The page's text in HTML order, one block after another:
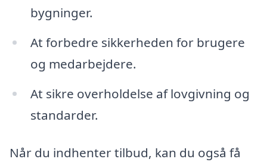
bygninger.
At forbedre sikkerheden for brugere
og medarbejdere.
At sikre overholdelse af lovgivning og
standarder.
Når du indhenter tilbud, kan du også få